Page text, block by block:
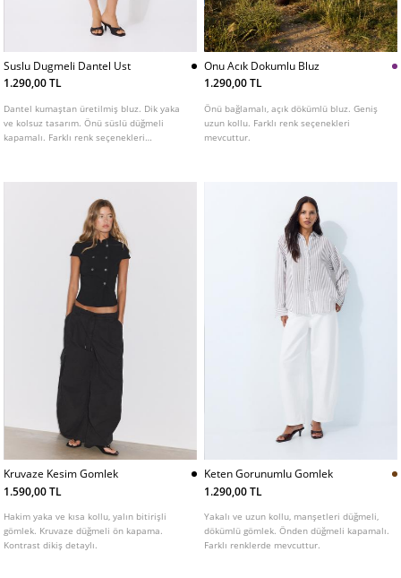
Suslu Dugmeli Dantel Ust
1.290,00 TL
Dantel kumaştan üretilmiş bluz. Dik yaka
ve kolsuz tasarım. Önü süslü düğmeli
kapamalı. Farklı renk seçenekleri
Onu Acık Dokumlu Bluz
1.290,00 TL
Önü bağlamalı, açık dökümlü bluz. Geniş
uzun kollu. Farklı renk seçenekleri
mevcuttur.
Kruvaze Kesim Gomlek
1.590,00 TL
Hakim yaka ve kısa kollu, yalın bitirişli
gömlek. Kruvaze düğmeli ön kapama.
Kontrast dikiş detaylı.
Keten Gorunumlu Gomlek
1.290,00 TL
Yakalı ve uzun kollu, manşetleri düğmeli,
dökümlü gömlek. Önden düğmeli kapamalı.
Farklı renklerde mevcuttur.